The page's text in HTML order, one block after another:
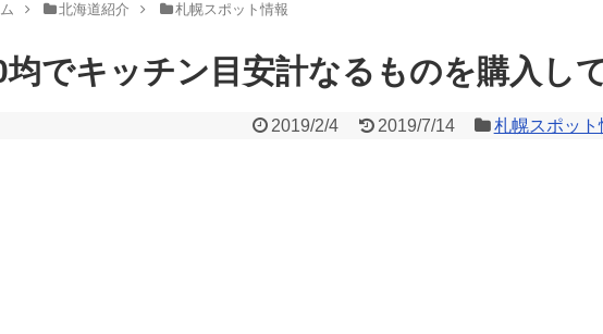
北海道紹介 札幌スポット情報
均でキッチン目安計なるものを購入し
2019/2/4 2019/7/14 札幌スポット